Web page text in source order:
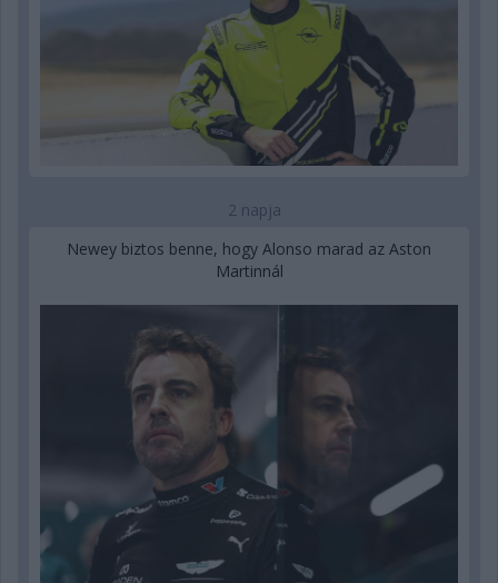
2 napja
Newey biztos benne, hogy Alonso marad az Aston
Martinnál